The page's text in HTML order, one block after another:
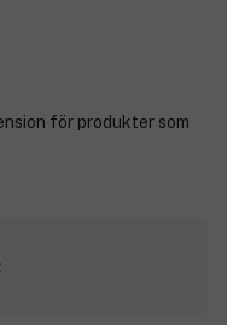
för produkter som